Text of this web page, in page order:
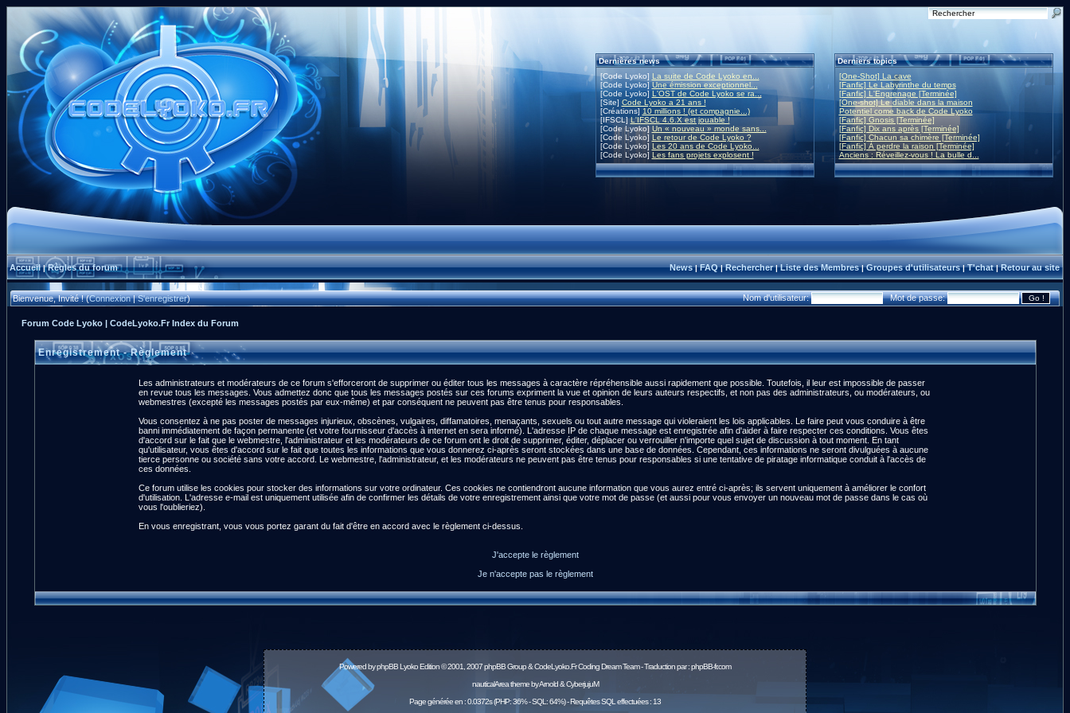
Dernières news
[Code Lyoko] La suite de Code Lyoko en...
[Code Lyoko]Une émission exceptionnel...
[Code Lyoko] L'OST de Code Lyoko se ra...
[Site] Code Lyoko a 21 ans !
[Créations] 10 millions ! (et compagnie...)
[IFSCL]L'IFSCL 4.6.X est jouable !
[Code Lyoko] Un « nouveau » monde sans...
[Code Lyoko] Le retour de Code Lyoko ?
[Code Lyoko] Les 20 ans de Code Lyoko...
[Code Lyoko] Les fans projets explosent !
Derniers topics
[One-Shot] La cave
[Fanfic] Le Labyrinthe du temps
[Fanfic] L'Engrenage [Terminée]
[One-shot] Le diable dans la maison
Potentiel come back de Code Lyoko
[Fanfic] Gnosis [Terminée]
[Fanfic] Dix ans après [Terminée]
[Fanfic] Chacun sa chimère [Terminée]
[Fanfic] À perdre la raison [Terminée]
Anciens : Réveillez-vous ! La bulle d...
Accueil|Règles du forum News|FAQ|Rechercher|Liste des Membres|Groupes d'utilisateurs|T'chat|Retour au site
Bienvenue, Invité ! (Connexion|S'enregistrer) Nom d'utilisateur: Mot de passe:
Forum Code Lyoko | CodeLyoko.Fr Index du Forum
Enregistrement - Règlement
Les administrateurs et modérateurs de ce forum s'efforceront de supprimer ou éditer tous les messages à caractère répréhensible aussi rapidement que possible. Toutefois, il leur est impossible de passer
en revue tous les messages. Vous admettez donc que tous les messages postés sur ces forums expriment la vue et opinion de leurs auteurs respectifs, et non pas des administrateurs, ou modérateurs, ou
webmestres (excepté les messages postés par eux-même) et par conséquent ne peuvent pas être tenus pour responsables.
Vous consentez à ne pas poster de messages injurieux, obscènes, vulgaires, diffamatoires, menaçants, sexuels ou tout autre message qui violeraient les lois applicables. Le faire peut vous conduire à être
banni immédiatement de façon permanente (et votre fournisseur d'accès à internet en sera informé). L'adresse IP de chaque message est enregistrée afin d'aider à faire respecter ces conditions. Vous êtes
d'accord sur le fait que le webmestre, l'administrateur et les modérateurs de ce forum ont le droit de supprimer, éditer, déplacer ou verrouiller n'importe quel sujet de discussion à tout moment. En tant
qu'utilisateur, vous êtes d'accord sur le fait que toutes les informations que vous donnerez ci-après seront stockées dans une base de données. Cependant, ces informations ne seront divulguées à aucune
tierce personne ou société sans votre accord. Le webmestre, l'administrateur, et les modérateurs ne peuvent pas être tenus pour responsables si une tentative de piratage informatique conduit à l'accès de
ces données.
Ce forum utilise les cookies pour stocker des informations sur votre ordinateur. Ces cookies ne contiendront aucune information que vous aurez entré ci-après; ils servent uniquement à améliorer le confort
d'utilisation. L'adresse e-mail est uniquement utilisée afin de confirmer les détails de votre enregistrement ainsi que votre mot de passe (et aussi pour vous envoyer un nouveau mot de passe dans le cas où
vous l'oublieriez).
En vous enregistrant, vous vous portez garant du fait d'être en accord avec le règlement ci-dessus.
J'accepte le règlement
Je n'accepte pas le règlement
Powered byphpBBLyoko Edition © 2001, 2007 phpBB Group & CodeLyoko.Fr Coding Dream Team - Traduction par :phpBB-fr.com
nauticalArea theme by Arnold & CyberjujuM
Page générée en : 0.0372s (PHP: 36% - SQL: 64%) - Requêtes SQL effectuées : 13